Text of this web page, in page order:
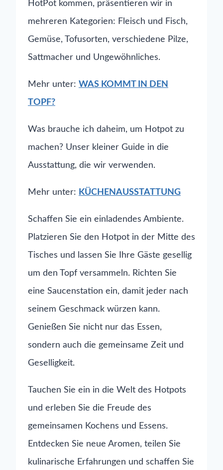
HotPot kommen, präsentieren wir in
mehreren Kategorien: Fleisch und Fisch,
Gemüse, Tofusorten, verschiedene Pilze,
Sattmacher und Ungewöhnliches.
Mehr unter: WAS KOMMT IN DEN
TOPF?
Was brauche ich daheim, um Hotpot zu
machen? Unser kleiner Guide in die
Ausstattung, die wir verwenden.
Mehr unter: KÜCHENAUSSTATTUNG
Schaffen Sie ein einladendes Ambiente.
Platzieren Sie den Hotpot in der Mitte des
Tisches und lassen Sie Ihre Gäste gesellig
um den Topf versammeln. Richten Sie
eine Saucenstation ein, damit jeder nach
seinem Geschmack würzen kann.
Genießen Sie nicht nur das Essen,
sondern auch die gemeinsame Zeit und
Geselligkeit.
Tauchen Sie ein in die Welt des Hotpots
und erleben Sie die Freude des
gemeinsamen Kochens und Essens.
Entdecken Sie neue Aromen, teilen Sie
kulinarische Erfahrungen und schaffen Sie